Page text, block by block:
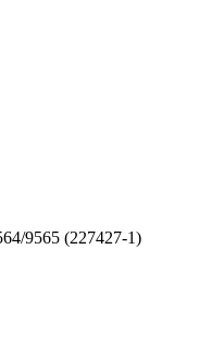
9565 (227427-1)